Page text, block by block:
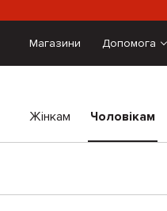
Магазини Допомога
Жінкам Чоловікам